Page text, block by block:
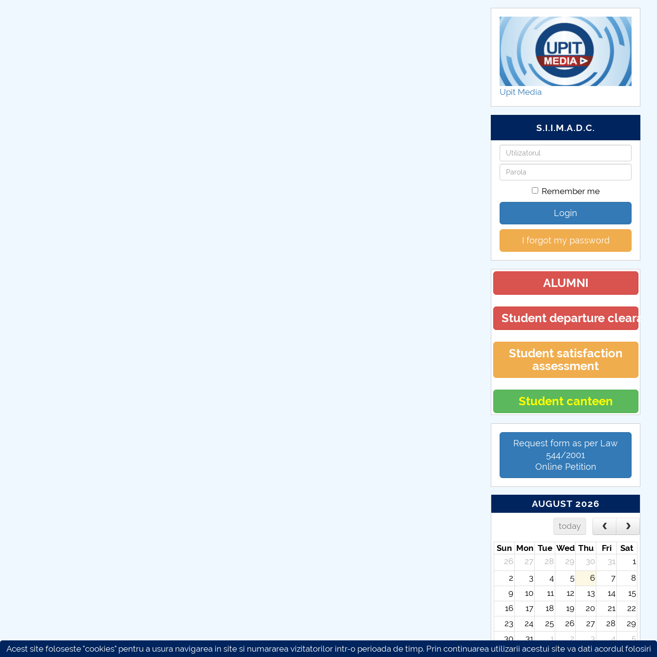
Upit Media
S.I.I.M.A.D.C.
Username
Password
Remember me
Login
I forgot my password
ALUMNI
Student departure
Student satisfaction
assessment
Student canteen
Request form as per Law
544/2001
Online Petition
AUGUST 2026
today
Sun Mon Tue Wed Thu Fri
Sat
26
27 28 29 30 31
1
2
3 4 5 6 7
8
9
10 11 12 13 14
15
16
17 18 19 20 21
22
23
24 25 26 27 28
29
30
31 1 2 3 4
5
Acest site foloseste "cookies" pentru a usura navigarea in site si numararea vizitatorilor intr-o perioada de timp. Prin continuarea utilizarii acestui site va dati acordul folosiri